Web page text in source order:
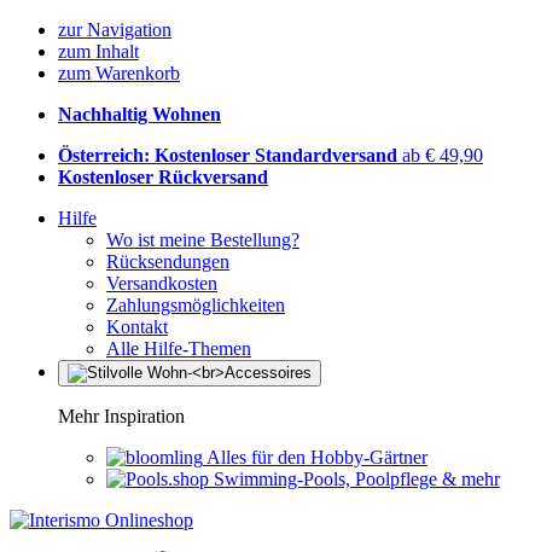
zur Navigation
zum Inhalt
zum Warenkorb
Nachhaltig Wohnen
Österreich: Kostenloser Standardversand ab € 49,90
Kostenloser Rückversand
Hilfe
Wo ist meine Bestellung?
Rücksendungen
Versandkosten
Zahlungsmöglichkeiten
Kontakt
Alle Hilfe-Themen
Mehr Inspiration
Alles für den Hobby-Gärtner
Swimming-Pools, Poolpflege & mehr